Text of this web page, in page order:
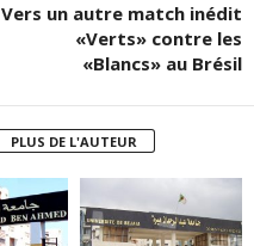
Vers un autre match inédit
«Verts» contre les
«Blancs» au Brésil
PLUS DE L'AUTEUR